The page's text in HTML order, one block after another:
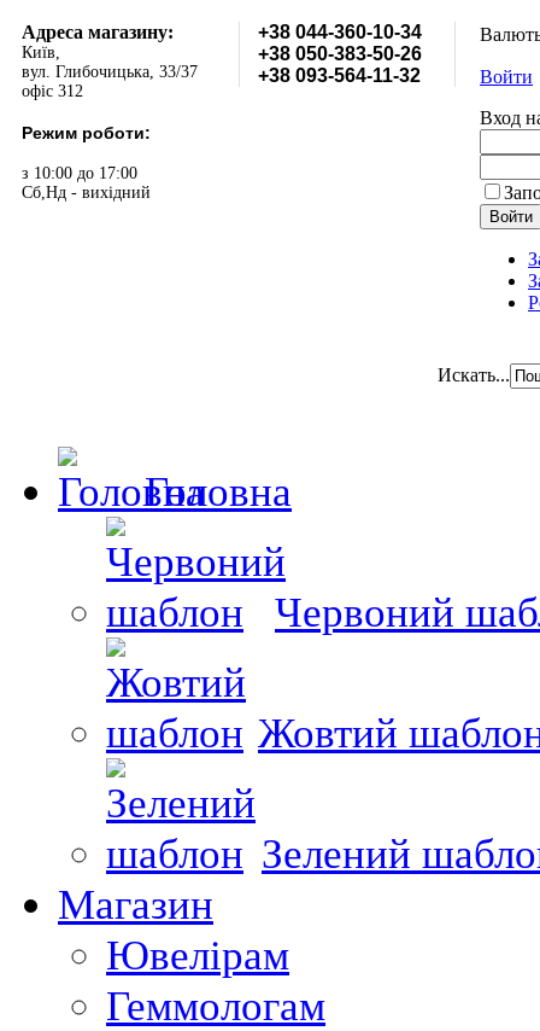
Адреса магазину:
Київ,
вул. Глибочицька, 33/37
офіс 312
Режим роботи:
з 10:00 до 17:00
Сб,Нд - вихідний
+38 044-360-10-34
+38 050-383-50-26
+38 093-564-11-32
Войти
Вход
Искать...
Головна
Червоний
Жовтий
Зелений
Магазин
Ювелірам
Геммологам